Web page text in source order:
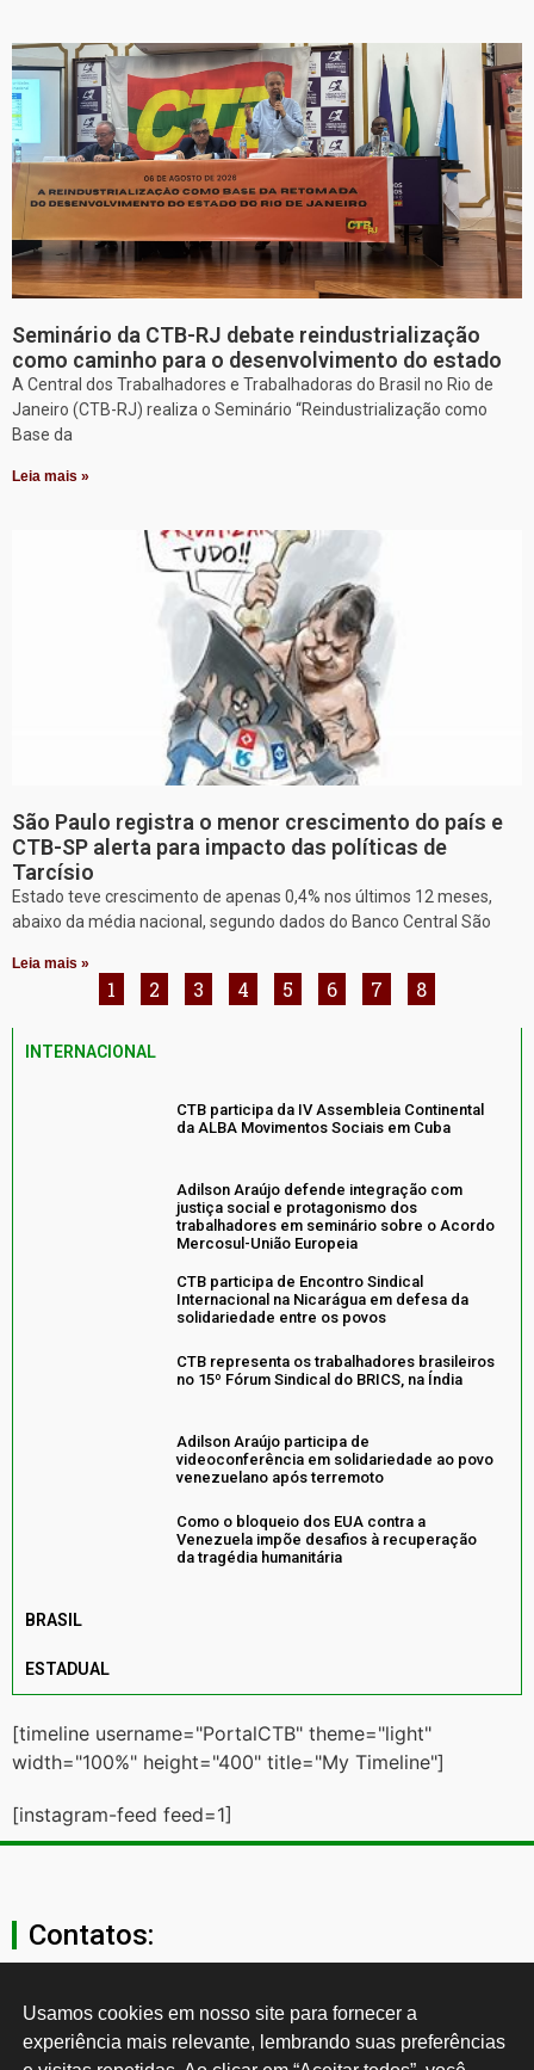
Seminário da CTB-RJ debate reindustrialização
como caminho para o desenvolvimento do estado
A Central dos Trabalhadores e Trabalhadoras do Brasil no Rio de
Janeiro (CTB-RJ) realiza o Seminário “Reindustrialização como
Base da
Leia mais »
São Paulo registra o menor crescimento do país e
CTB-SP alerta para impacto das políticas de
Tarcísio
Estado teve crescimento de apenas 0,4% nos últimos 12 meses,
abaixo da média nacional, segundo dados do Banco Central São
Leia mais »
1 2 3 4 5 6 7 8
INTERNACIONAL
CTB participa da IV Assembleia Continental
da ALBA Movimentos Sociais em Cuba
Adilson Araújo defende integração com
justiça social e protagonismo dos
trabalhadores em seminário sobre o Acordo
Mercosul-União Europeia
CTB participa de Encontro Sindical
Internacional na Nicarágua em defesa da
solidariedade entre os povos
CTB representa os trabalhadores brasileiros
no 15º Fórum Sindical do BRICS, na Índia
Adilson Araújo participa de
videoconferência em solidariedade ao povo
venezuelano após terremoto
Como o bloqueio dos EUA contra a
Venezuela impõe desafios à recuperação
da tragédia humanitária
BRASIL
ESTADUAL
[timeline username="PortalCTB" theme="light"
width="100%" height="400" title="My Timeline"]
[instagram-feed feed=1]
Contatos:
secgeral@ctb.org.br
11 3874-0040
Usamos cookies em nosso site para fornecer a
experiência mais relevante, lembrando suas preferências